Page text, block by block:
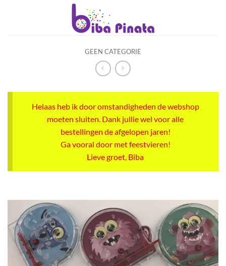
GEEN CATEGORIE
Helaas heb ik door omstandigheden de webshop
moeten sluiten. Dank jullie wel voor alle
bestellingen de afgelopen jaren!
Ga vooral door met feestvieren!
Lieve groet, Biba